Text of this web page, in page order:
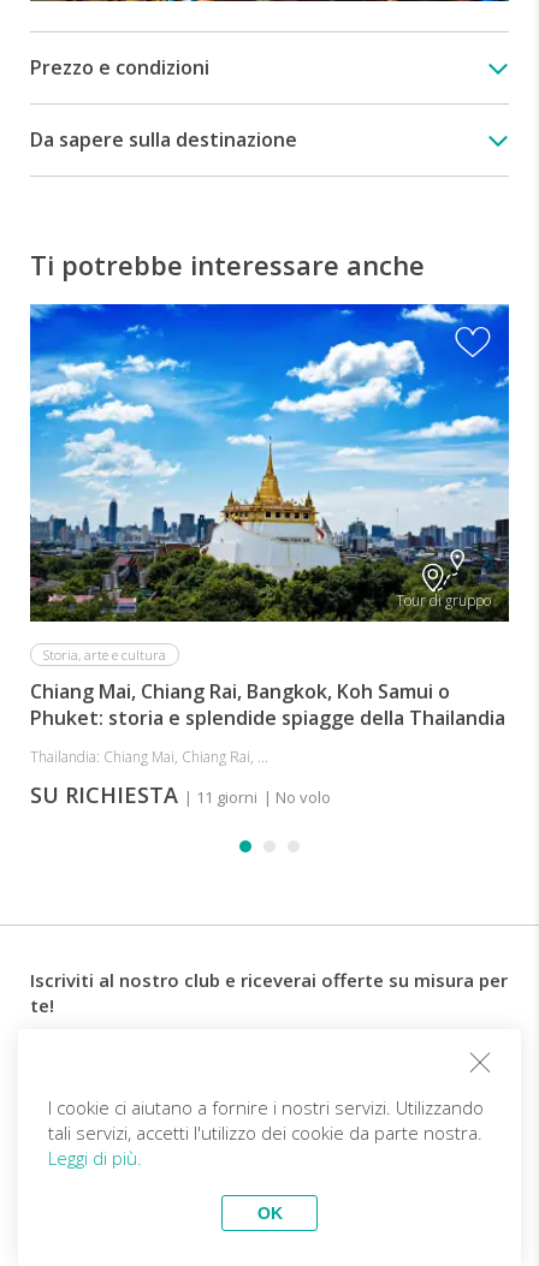
Prezzo e condizioni
Da sapere sulla destinazione
Ti potrebbe interessare anche
Tour di gruppo
Storia, arte e cultura
Chiang Mai, Chiang Rai, Bangkok, Koh Samui o
Phuket: storia e splendide spiagge della Thailandia
Thailandia: Chiang Mai, Chiang Rai, ...
SU RICHIESTA | 11 giorni | No volo
Iscriviti al nostro club e riceverai offerte su misura per
te!
Follow us
Diventa partner
I cookie ci aiutano a fornire i nostri servizi. Utilizzando
tali servizi, accetti l'utilizzo dei cookie da parte nostra.
Leggi di più.
OK